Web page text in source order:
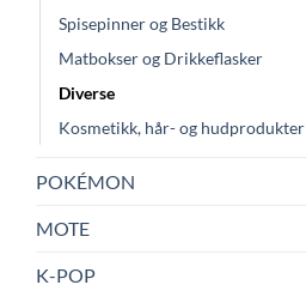
Spisepinner og Bestikk
Matbokser og Drikkeflasker
Diverse
Kosmetikk, hår- og hudprodukter
POKÉMON
MOTE
K-POP